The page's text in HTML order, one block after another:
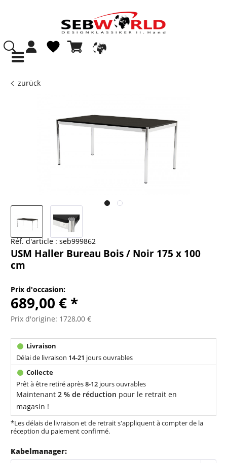
zurück
Réf. d'article : seb999862
USM Haller Bureau Bois / Noir 175 x 100
cm
Prix d'occasion:
689,00 € *
Prix d'origine: 1728,00 €
Délai de livraison 14-21 jours ouvrables
Prêt à être retiré après8-12 jours ouvrables
Maintenant2 % de réduction pour le retrait en
magasin !
*Les délais de livraison et de retrait s'appliquent à compter de la
réception du paiement confirmé.
Kabelmanager: